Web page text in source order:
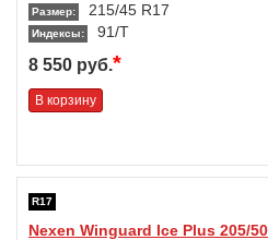
Размер: 215/45 R17
Индексы: 91/T
8 550 руб.*
В корзину
R17
Nexen Winguard Ice Plus 205/